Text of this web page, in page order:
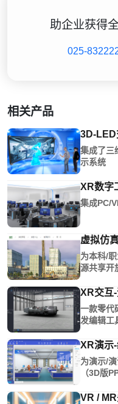
助企业获得
025-
相关产品
3D-LED
集成了三
示系统
XR数字
集成PC/
虚拟仿
为本科/
源共享开
XR交互
一款零代
发编辑工
XR演示
为演示/
（3D版
VR /